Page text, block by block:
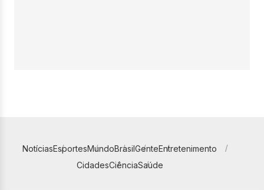
NotíciasEsportesMundoBrasilGenteEntretenimento
CidadesCiênciaSaúde